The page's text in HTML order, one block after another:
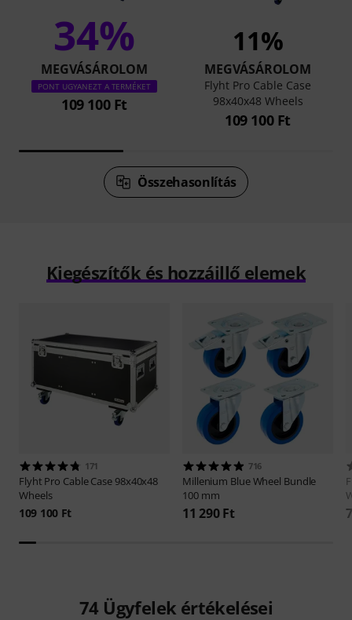
34%
MEGVÁSÁROLOM
PONT UGYANEZT A TERMÉKET
109 100 Ft
11%
MEGVÁSÁROLOM
Flyht Pro Cable Case
98x40x48 Wheels
109 100 Ft
Összehasonlítás
Kiegészítők és hozzáillő elemek
171
Flyht Pro Cable Case 98x40x48
Wheels
109 100 Ft
716
Millenium Blue Wheel Bundle
100 mm
11 290 Ft
74 Ügyfelek értékelései